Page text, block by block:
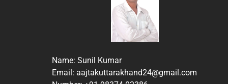
Name: Sunil Kumar
Email: aajtakuttarakhand24@gmail.com